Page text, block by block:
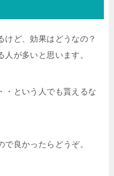
けど、効果はどうなの？
が多いと思います。
・という人でも貰えるな
良かったらどうぞ。